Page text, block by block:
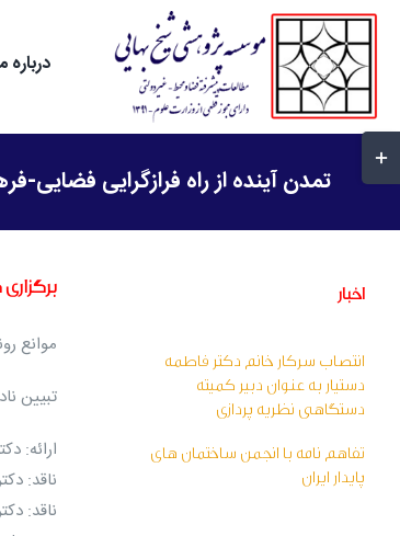
Skip
content
درباره
تمدن آینده از راه فرازگرایی فضایی-
اخبار
انتصاب سرکار خانم دکتر فاطمه
دستیار به عنوان دبیر کمیته
دستگاهی نظریه پردازی
تفاهم نامه با انجمن ساختمان های
پایدار ایران
موانع
تبیین
ارائه:
ناقد:
ناقد:
تغییر
وضعیت
نوارکشویی